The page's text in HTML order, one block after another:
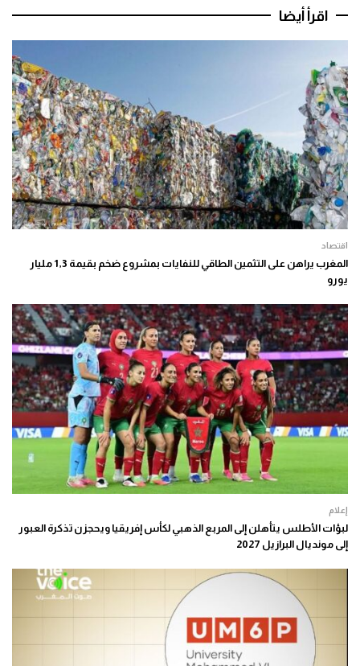
اقرأ أيضا
اقتصاد
المغرب يراهن على التثمين الطاقي للنفايات بمشروع ضخم بقيمة 1,3 مليار
يورو
إعلام
لبؤات الأطلس يتأهلن إلى المربع الذهبي لكأس إفريقيا ويحجزن تذكرة العبور
إلى مونديال البرازيل 2027